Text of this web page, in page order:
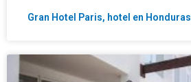
Gran Hotel Paris, hotel en Honduras